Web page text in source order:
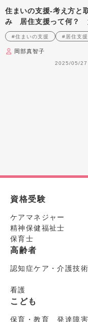
住まいの支援‐考え方と
み 居住支援って何？
回 住まいの支援～事例
て
#住まいの支援 #居住支援
岡部真智子
2025/05/
資格受験
ケアマネジャー
精神保健福祉士
保育士
高齢者
認知症ケア・介護技術
看護
こども
保育・教育 発達障